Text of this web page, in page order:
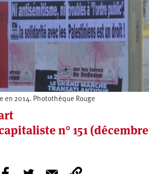
en 2014. Photothèque Rouge
n° 151 (décembre